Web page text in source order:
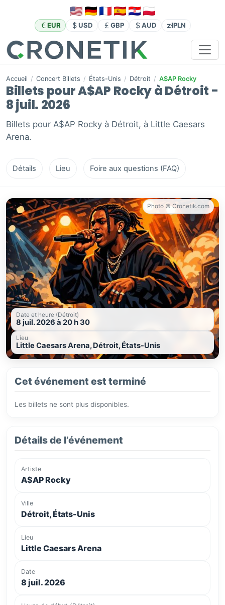
EUR USD GBP AUD złPLN
Accueil / Concert Billets / États-Unis / Détroit / A$AP Rocky
Billets pour A$AP Rocky à Détroit -
8 juil. 2026
Billets pour A$AP Rocky à Détroit, à Little Caesars
Arena.
Détails Lieu Foire aux questions (FAQ)
Photo © Cronetik.com
Date et heure (Détroit)
8 juil. 2026 à 20 h 30
Lieu
Little Caesars Arena, Détroit, États-Unis
Cet événement est terminé
Les billets ne sont plus disponibles.
Détails de l’événement
Artiste
A$AP Rocky
Ville
Détroit, États-Unis
Lieu
Little Caesars Arena
Date
8 juil. 2026